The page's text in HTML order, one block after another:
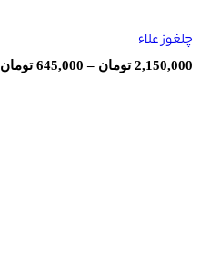
چلغوز علاء
2,150,000 تومان –
645,000 تومان